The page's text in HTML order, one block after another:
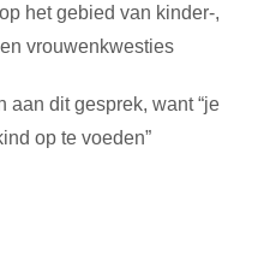
het gebied van kinder-,
vrouwenkwesties
aan dit gesprek, want “je
op te voeden”